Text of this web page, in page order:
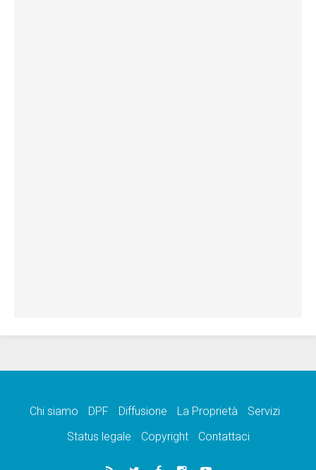
Chi siamo DPF Diffusione La Proprietà
Servizi
Status legale
Copyright Contattaci